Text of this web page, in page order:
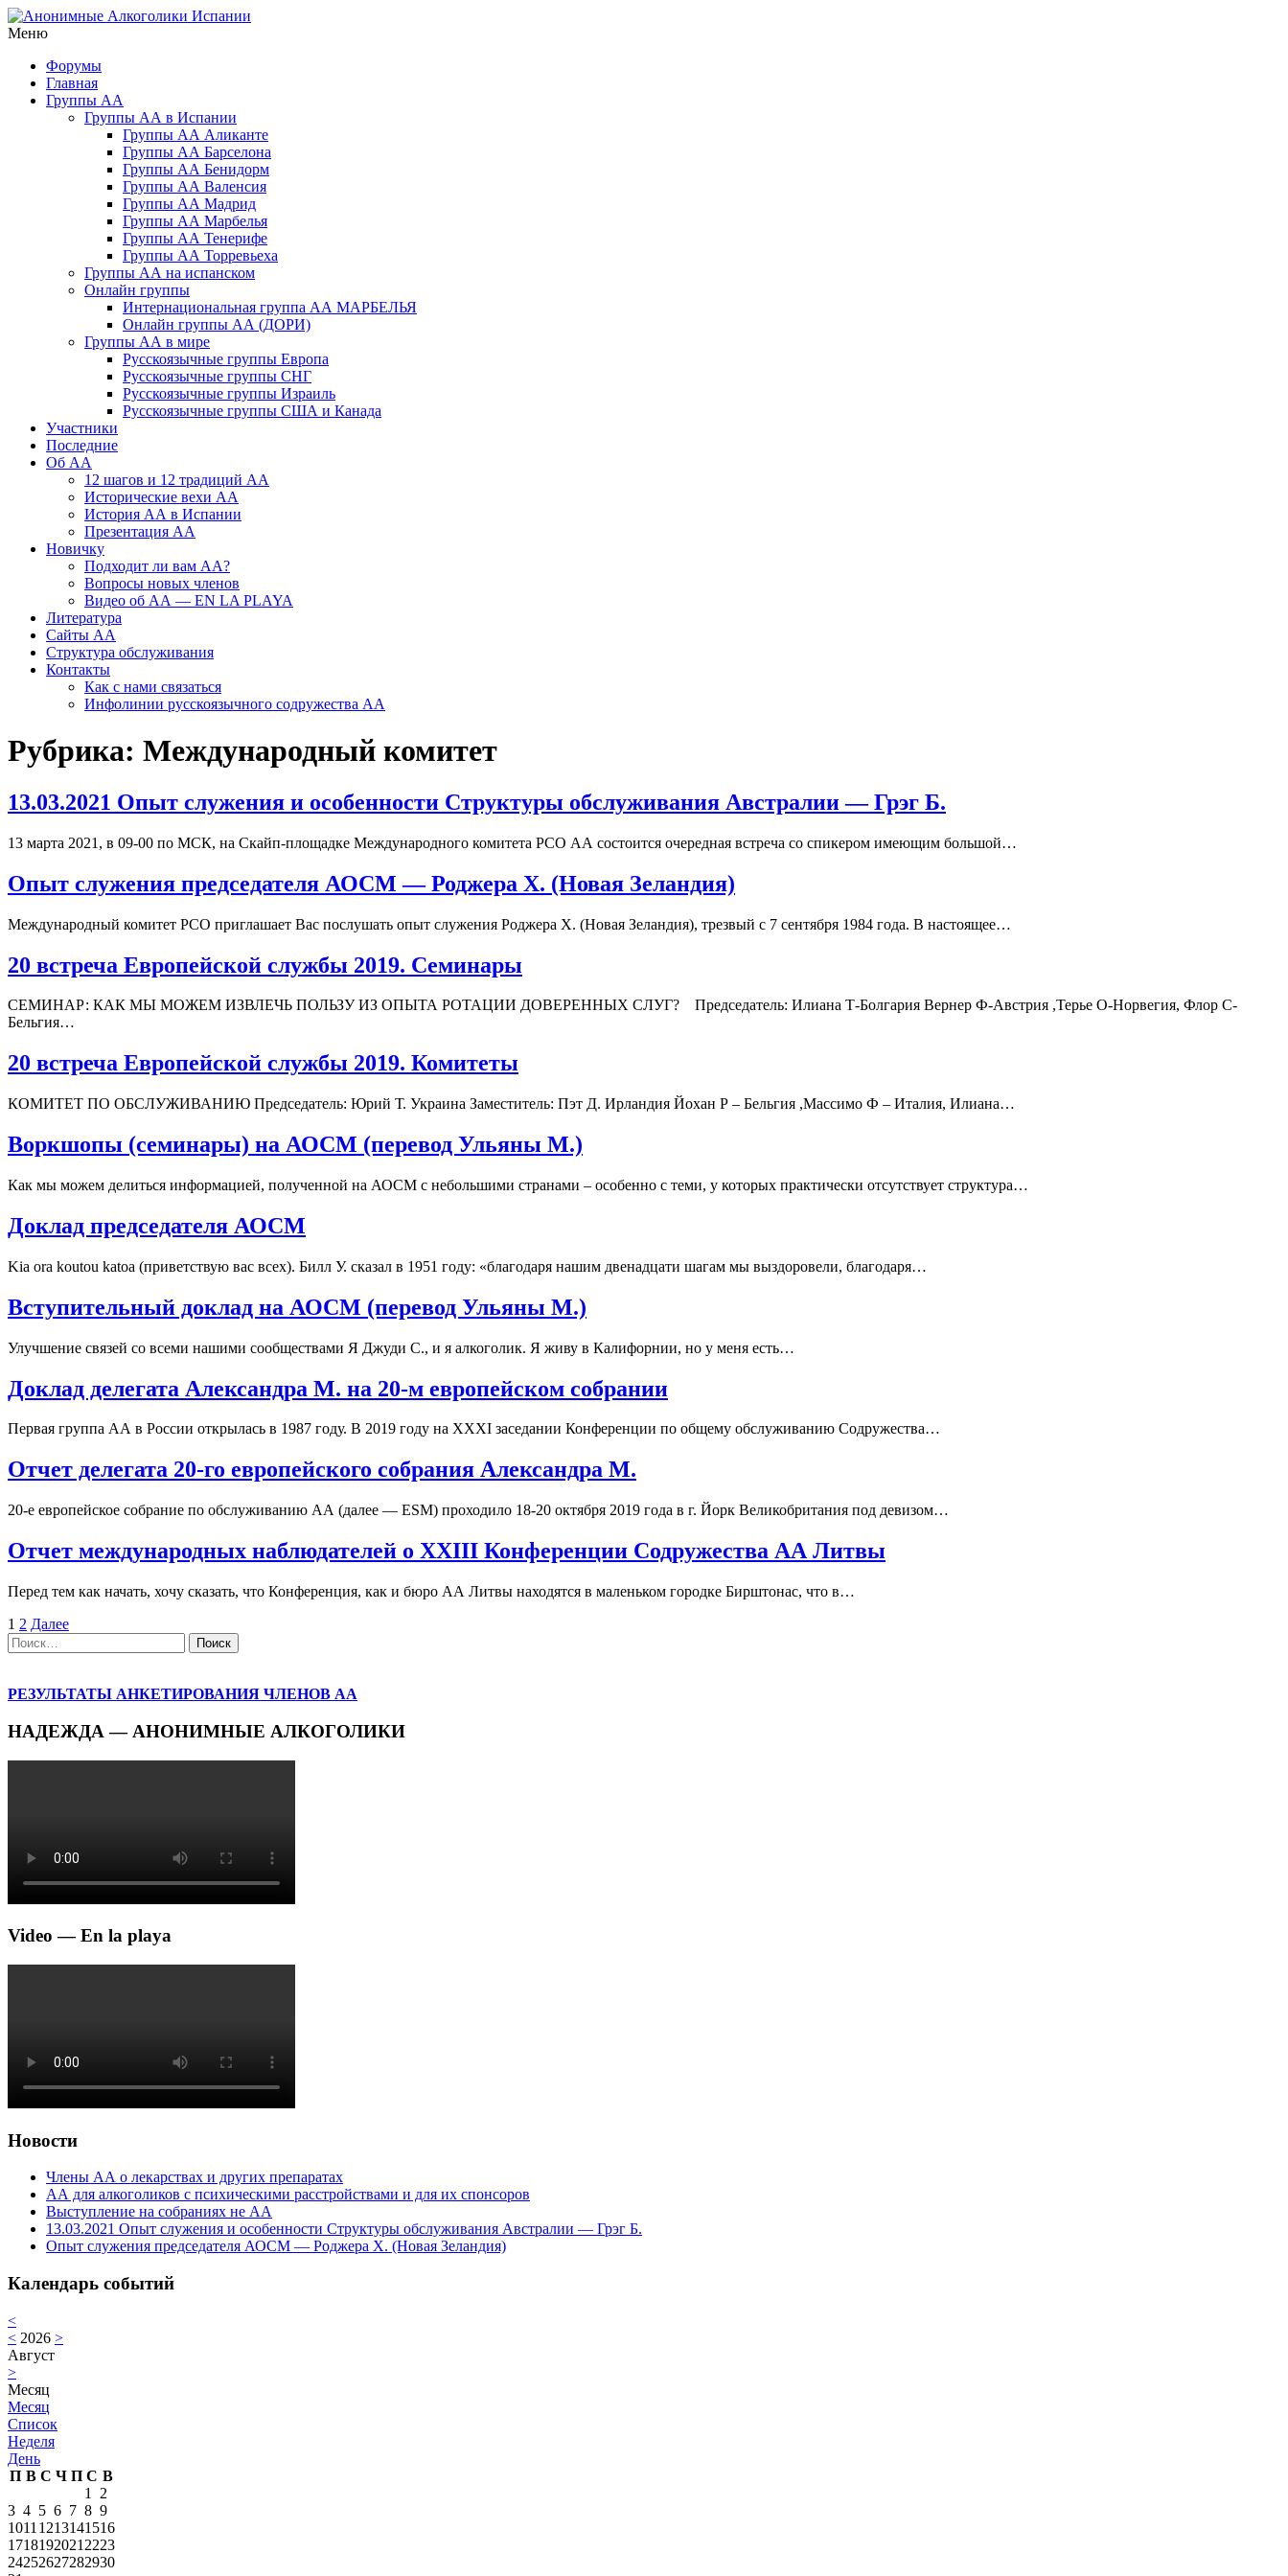
Перейти
к
Меню
Форумы
Главная
Группы АА
Группы АА в Испании
Группы АА Аликанте
Группы АА Барселона
Группы АА Бенидорм
Группы АА Валенсия
Группы АА Мадрид
Группы АА Марбелья
Группы АА Тенерифе
Группы АА Торревьеха
Группы АА на испанском
Онлайн группы
Интернациональная группа АА МАРБЕЛЬЯ
Онлайн группы АА (ДОРИ)
Группы АА в мире
Русскоязычные группы Европа
Русскоязычные группы СНГ
Русскоязычные группы Израиль
Русскоязычные группы США и Канада
Участники
Последние
Об АА
12 шагов и 12 традиций АА
Исторические вехи АА
История АА в Испании
Презентация АА
Новичку
Подходит ли вам АА?
Вопросы новых членов
Видео об АА — EN LA PLAYA
Литература
Сайты АА
Структура обслуживания
Контакты
Как с нами связаться
Инфолинии русскоязычного содружества АА
Рубрика: Международный комитет
13.03.2021 Опыт служения и особенности Структуры обслуживания Австралии — Грэг Б.
13 марта 2021, в 09-00 по МСК, на Скайп-площадке Международного комитета РСО АА состоится очередная встреча со спикером имеющим большой…
Опыт служения председателя АОСМ — Роджера Х. (Новая Зеландия)
Международный комитет РСО приглашает Вас послушать опыт служения Роджера Х. (Новая Зеландия), трезвый с 7 сентября 1984 года. В настоящее…
20 встреча Европейской службы 2019. Семинары
СЕМИНАР: КАК МЫ МОЖЕМ ИЗВЛЕЧЬ ПОЛЬЗУ ИЗ ОПЫТА РОТАЦИИ ДОВЕРЕННЫХ СЛУГ? Председатель: Илиана Т-Болгария Вернер Ф-Австрия ,Терье О-Норвегия, Флор С-
Бельгия…
20 встреча Европейской службы 2019. Комитеты
КОМИТЕТ ПО ОБСЛУЖИВАНИЮ Председатель: Юрий Т. Украина Заместитель: Пэт Д. Ирландия Йохан Р – Бельгия ,Массимо Ф – Италия, Илиана…
Воркшопы (семинары) на АОСМ (перевод Ульяны М.)
Как мы можем делиться информацией, полученной на АОСМ с небольшими странами – особенно с теми, у которых практически отсутствует структура…
Доклад председателя АОСМ
Kia ora koutou katoa (приветствую вас всех). Билл У. сказал в 1951 году: «благодаря нашим двенадцати шагам мы выздоровели, благодаря…
Вступительный доклад на АОСМ (перевод Ульяны М.)
Улучшение связей со всеми нашими сообществами Я Джуди С., и я алкоголик. Я живу в Калифорнии, но у меня есть…
Доклад делегата Александра М. на 20-м европейском собрании
Первая группа АА в России открылась в 1987 году. В 2019 году на XXXI заседании Конференции по общему обслуживанию Содружества…
Отчет делегата 20-го европейского собрания Александра М.
20-е европейское собрание по обслуживанию АА (далее — ESM) проходило 18-20 октября 2019 года в г. Йорк Великобритания под девизом…
Отчет международных наблюдателей о XXIII Конференции Содружества АА Литвы
Перед тем как начать, хочу сказать, что Конференция, как и бюро АА Литвы находятся в маленьком городке Бирштонас, что в…
Пагинация
записей
1 2 Далее
Найти:
РЕЗУЛЬТАТЫ АНКЕТИРОВАНИЯ ЧЛЕНОВ АА
НАДЕЖДА — АНОНИМНЫЕ АЛКОГОЛИКИ
Video — En la playa
Новости
Члены АА о лекарствах и других препаратах
АА для алкоголиков с психическими расстройствами и для их спонсоров
Выступление на собраниях не АА
13.03.2021 Опыт служения и особенности Структуры обслуживания Австралии — Грэг Б.
Опыт служения председателя АОСМ — Роджера Х. (Новая Зеландия)
Календарь событий
<
< 2026 >
Август
>
Месяц
Месяц
Список
Неделя
День
П В С Ч П С В
1
2
3 4 5 6 7 8 9
1011 1213141516
1718192021 2223
24252627282930